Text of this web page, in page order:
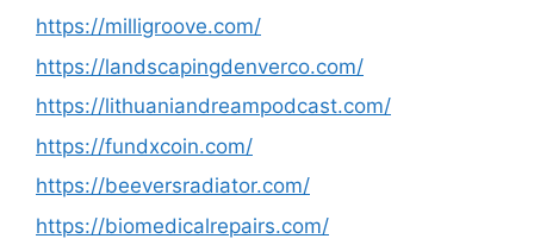
https://milligroove.com/
https://landscapingdenverco.com/
https://lithuaniandreampodcast.com/
https://fundxcoin.com/
https://beeversradiator.com/
https://biomedicalrepairs.com/